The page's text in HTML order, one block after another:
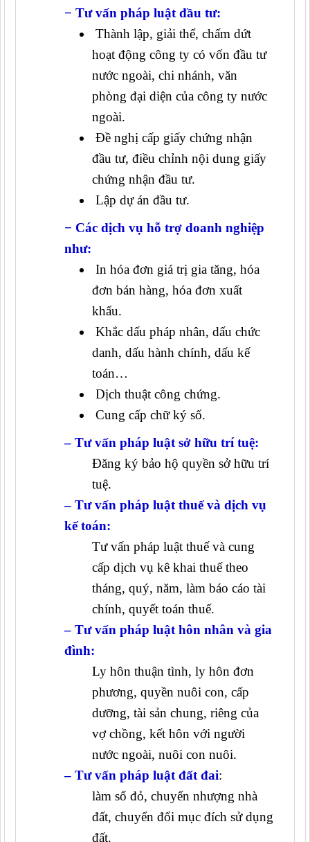
− Tư vấn pháp luật đầu tư:
Thành lập, giải thể, chấm dứt
hoạt động công ty có vốn đầu tư
nước ngoài, chi nhánh, văn
phòng đại diện của công ty nước
ngoài.
Đề nghị cấp giấy chứng nhận
đầu tư, điều chỉnh nội dung giấy
chứng nhận đầu tư.
Lập dự án đầu tư.
− Các dịch vụ hỗ trợ doanh nghiệp
như:
In hóa đơn giá trị gia tăng, hóa
đơn bán hàng, hóa đơn xuất
khẩu.
Khắc dấu pháp nhân, dấu chức
danh, dấu hành chính, dấu kế
toán…
Dịch thuật công chứng.
Cung cấp chữ ký số.
– Tư vấn pháp luật sở hữu trí tuệ:
Đăng ký bảo hộ quyền sở hữu trí
tuệ.
– Tư vấn pháp luật thuế và dịch vụ
kế toán:
Tư vấn pháp luật thuế và cung
cấp dịch vụ kê khai thuế theo
tháng, quý, năm, làm báo cáo tài
chính, quyết toán thuế.
– Tư vấn pháp luật hôn nhân và gia
đình:
Ly hôn thuận tình, ly hôn đơn
phương, quyền nuôi con, cấp
dưỡng, tài sản chung, riêng của
vợ chồng, kết hôn với người
nước ngoài, nuôi con nuôi.
– Tư vấn pháp luật đất đai:
làm sổ đỏ, chuyển nhượng nhà
đất, chuyển đổi mục đích sử dụng
đất.